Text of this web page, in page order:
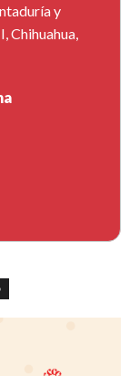
y
Chihuahua,